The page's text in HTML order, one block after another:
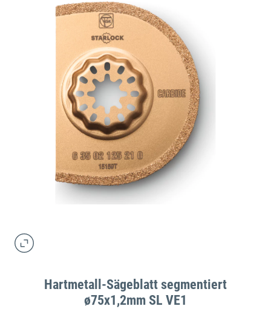
Hartmetall-Sägeblatt segmentiert
ø75x1,2mm SL VE1